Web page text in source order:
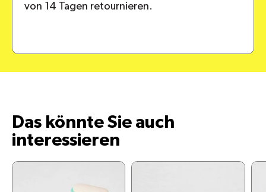
von 14 Tagen retournieren.
Das könnte Sie auch
interessieren